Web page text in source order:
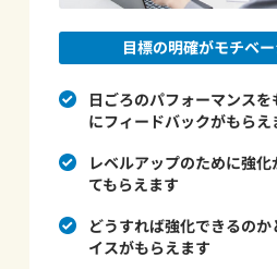
目標の明確がモチベ
日ごろのパフォーマンス
にフィードバックがもらえ
レベルアップのために強
てもらえます
どうすれば強化できるの
イスがもらえます